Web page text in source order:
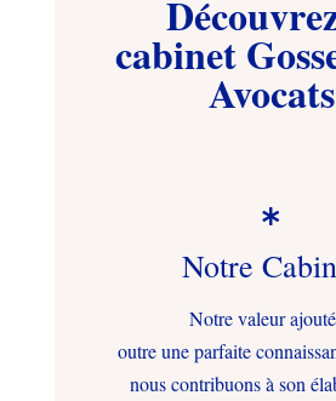
cabinet
Avocats

Notre
Notre valeur
outre une parfaite
nous contribuons à son